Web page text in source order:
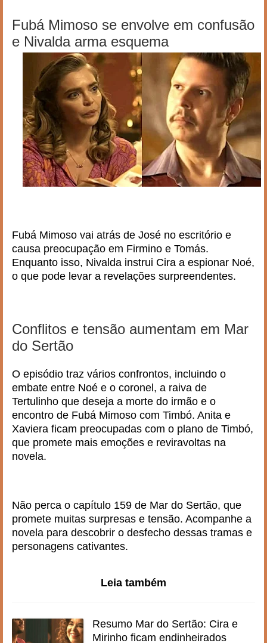
Fubá Mimoso se envolve em confusão
e Nivalda arma esquema
Fubá Mimoso vai atrás de José no escritório e
causa preocupação em Firmino e Tomás.
Enquanto isso, Nivalda instrui Cira a espionar Noé,
o que pode levar a revelações surpreendentes.
Conflitos e tensão aumentam em Mar
do Sertão
O episódio traz vários confrontos, incluindo o
embate entre Noé e o coronel, a raiva de
Tertulinho que deseja a morte do irmão e o
encontro de Fubá Mimoso com Timbó. Anita e
Xaviera ficam preocupadas com o plano de Timbó,
que promete mais emoções e reviravoltas na
novela.
Não perca o capítulo 159 de Mar do Sertão, que
promete muitas surpresas e tensão. Acompanhe a
novela para descobrir o desfecho dessas tramas e
personagens cativantes.
Leia também
Resumo Mar do Sertão: Cira e
Mirinho ficam endinheirados